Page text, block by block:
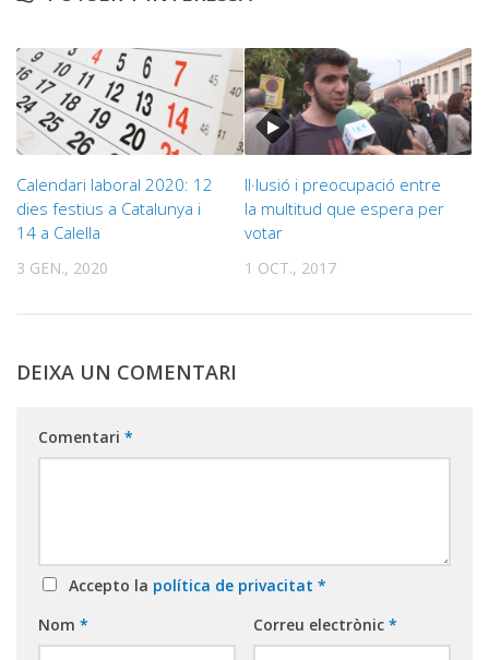
Calendari laboral 2020: 12
dies festius a Catalunya i
14 a Calella
3 GEN., 2020
Il·lusió i preocupació entre
la multitud que espera per
votar
1 OCT., 2017
DEIXA UN COMENTARI
Comentari *
Accepto la política de privacitat *
Nom * Correu electrònic *